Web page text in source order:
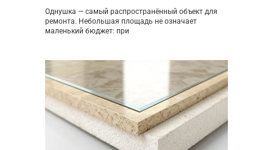
Однушка — самый распространённый объект для
ремонта. Небольшая площадь не означает
маленький бюджет: при